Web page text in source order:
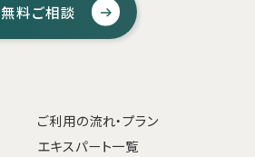
無料ご相談
ご利用の流れ・プラン
エキスパート一覧